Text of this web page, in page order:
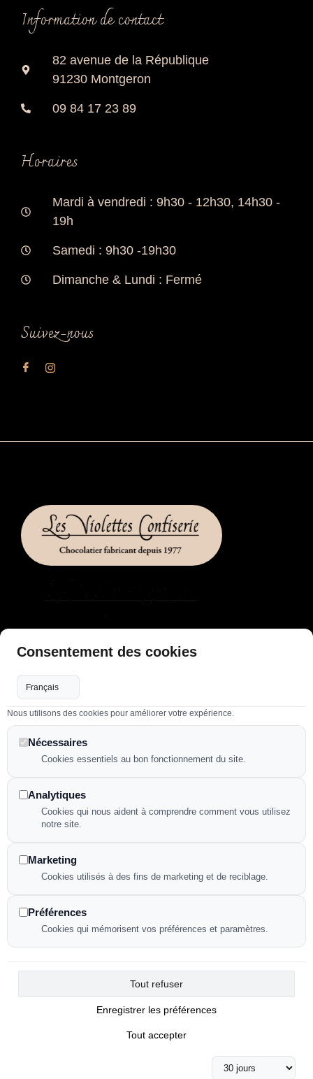
Information de contact
82 avenue de la République
91230 Montgeron
09 84 17 23 89
Horaires
Mardi à vendredi : 9h30 - 12h30, 14h30 -
19h
Samedi : 9h30 -19h30
Dimanche & Lundi : Fermé
Suivez-nous
LIENS UTILES
Flux RSS
Plan de site
Nos confections
Mentions légales
Politique de confidentialité
NOUS CONTACTER
91230 Montgeron
Consentement des cookies
Nous utilisons des cookies pour améliorer votre expérience.
Nécessaires
Cookies essentiels au bon fonctionnement du site.
Analytiques
Cookies qui nous aident à comprendre comment vous utilisez
notre site.
Marketing
Cookies utilisés à des fins de marketing et de reciblage.
Préférences
Cookies qui mémorisent vos préférences et paramètres.
Tout refuser
Enregistrer les préférences
Tout accepter